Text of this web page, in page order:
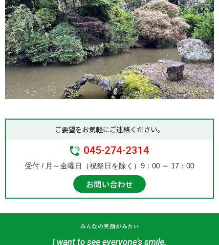
ご要望をお気軽にご連絡ください。
045-274-2314
受付 / 月～金曜日（祝祭日を除く）9：00 ～ 17：00
お問い合わせ
みんなの笑顔がみたい
I want to see everyone's smile.